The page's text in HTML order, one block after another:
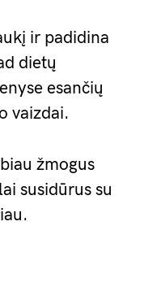
ir padidina
dietų
esančių
vaizdai.
žmogus
susidūrus su